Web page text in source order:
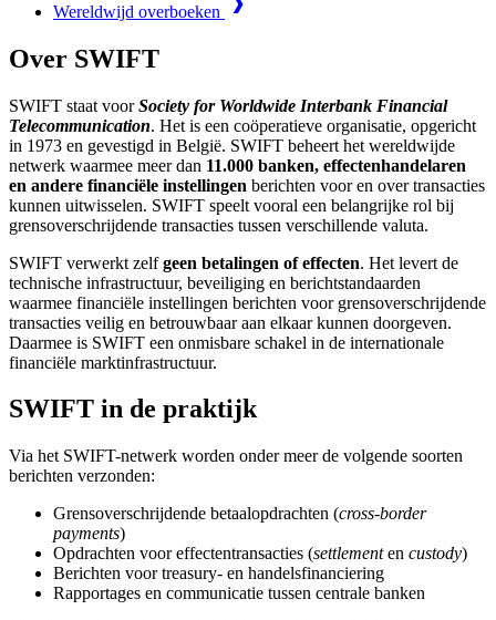
Wereldwijd overboeken
Over SWIFT
SWIFT staat voorSociety for Worldwide Interbank Financial
Telecommunication. Het is een coöperatieve organisatie, opgericht
in 1973 en gevestigd in België. SWIFT beheert het wereldwijde
netwerk waarmee meer dan 11.000 banken, effectenhandelaren
en andere financiële instellingen berichten voor en over transacties
kunnen uitwisselen. SWIFT speelt vooral een belangrijke rol bij
grensoverschrijdende transacties tussen verschillende valuta.
SWIFT verwerkt zelfgeen betalingen of effecten. Het levert de
technische infrastructuur, beveiliging en berichtstandaarden
waarmee financiële instellingen berichten voor grensoverschrijdende
transacties veilig en betrouwbaar aan elkaar kunnen doorgeven.
Daarmee is SWIFT een onmisbare schakel in de internationale
financiële marktinfrastructuur.
SWIFT in de praktijk
Via het SWIFT-netwerk worden onder meer de volgende soorten
berichten verzonden:
Grensoverschrijdende betaalopdrachten (cross-border
payments)
Opdrachten voor effectentransacties (settlementen custody)
Berichten voor treasury- en handelsfinanciering
Rapportages en communicatie tussen centrale banken